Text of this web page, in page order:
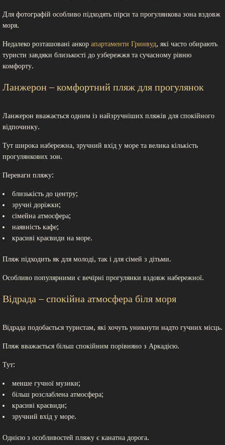
Для фотографій особливо підходять пірси та прогулянкова зона вздовж
моря.
Недалеко розташовані анкор апартаменти Гринвуд, які часто обирають
туристи завдяки близькості до узбережжя та сучасному рівню
комфорту.
Ланжерон – комфортний пляж для прогулянок
Ланжерон вважається одним із найзручніших пляжів для спокійного
відпочинку.
Тут широка набережна, зручний вхід у море та велика кількість
прогулянкових зон.
Переваги пляжу:
близькість до центру;
зручні доріжки;
сімейна атмосфера;
наявність кафе;
красиві краєвиди на море.
Пляж підходить як для молоді, так і для сімей з дітьми.
Особливо популярними є вечірні прогулянки вздовж набережної.
Відрада – спокійна атмосфера біля моря
Відрада подобається туристам, які хочуть уникнути надто гучних місць.
Пляж вважається більш спокійним порівняно з Аркадією.
Тут:
менше гучної музики;
більш розслаблена атмосфера;
красиві краєвиди;
зручний вхід у море.
Однією з особливостей пляжу є канатна дорога.